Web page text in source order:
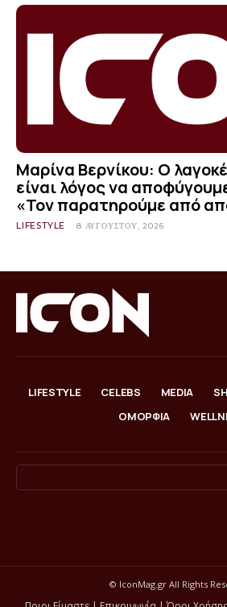
Μαρίνα Βερνίκου: Ο
είναι λόγος να
«Τον παρατηρούμε από
LIFESTYLE 8 ΑΥΓΟΎΣΤΟΥ, 2026
LIFESTYLE CELEBS MEDIA
ΟΜΟΡΦΙΑ
© IconMag.gr All Rights